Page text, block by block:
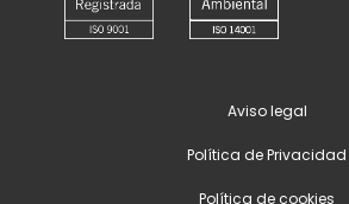
Aviso legal
Política de Privacidad
Política de cookies